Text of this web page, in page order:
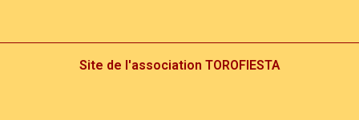
Site de l'association TOROFIESTA